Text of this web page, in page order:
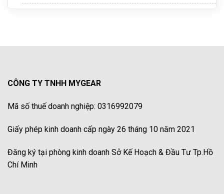
CÔNG TY TNHH MYGEAR
Mã số thuế doanh nghiệp: 0316992079
Giấy phép kinh doanh cấp ngày 26 tháng 10 năm 2021
Đăng ký tại phòng kinh doanh Sở Kế Hoạch & Đầu Tư Tp.Hồ
Chí Minh